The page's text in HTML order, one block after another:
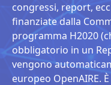
congressi, report,
finanziate dalla
programma H2020
obbligatorio in un
vengono
europeo OpenAIRE.